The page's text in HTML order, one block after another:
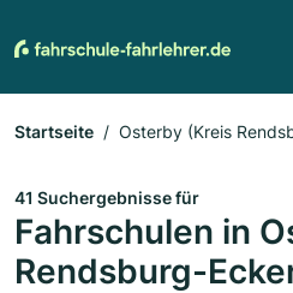
Startseite Osterby (Kreis
41 Suchergebnisse für
Fahrschulen in
Rendsburg-